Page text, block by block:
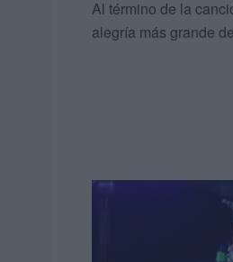
Al término de la
alegría más grande de